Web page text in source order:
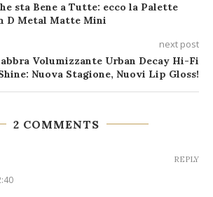
sta Bene a Tutte: ecco la Palette
D Metal Matte Mini
next post
Volumizzante Urban Decay Hi-Fi
Nuova Stagione, Nuovi Lip Gloss!
2 COMMENTS
REPLY